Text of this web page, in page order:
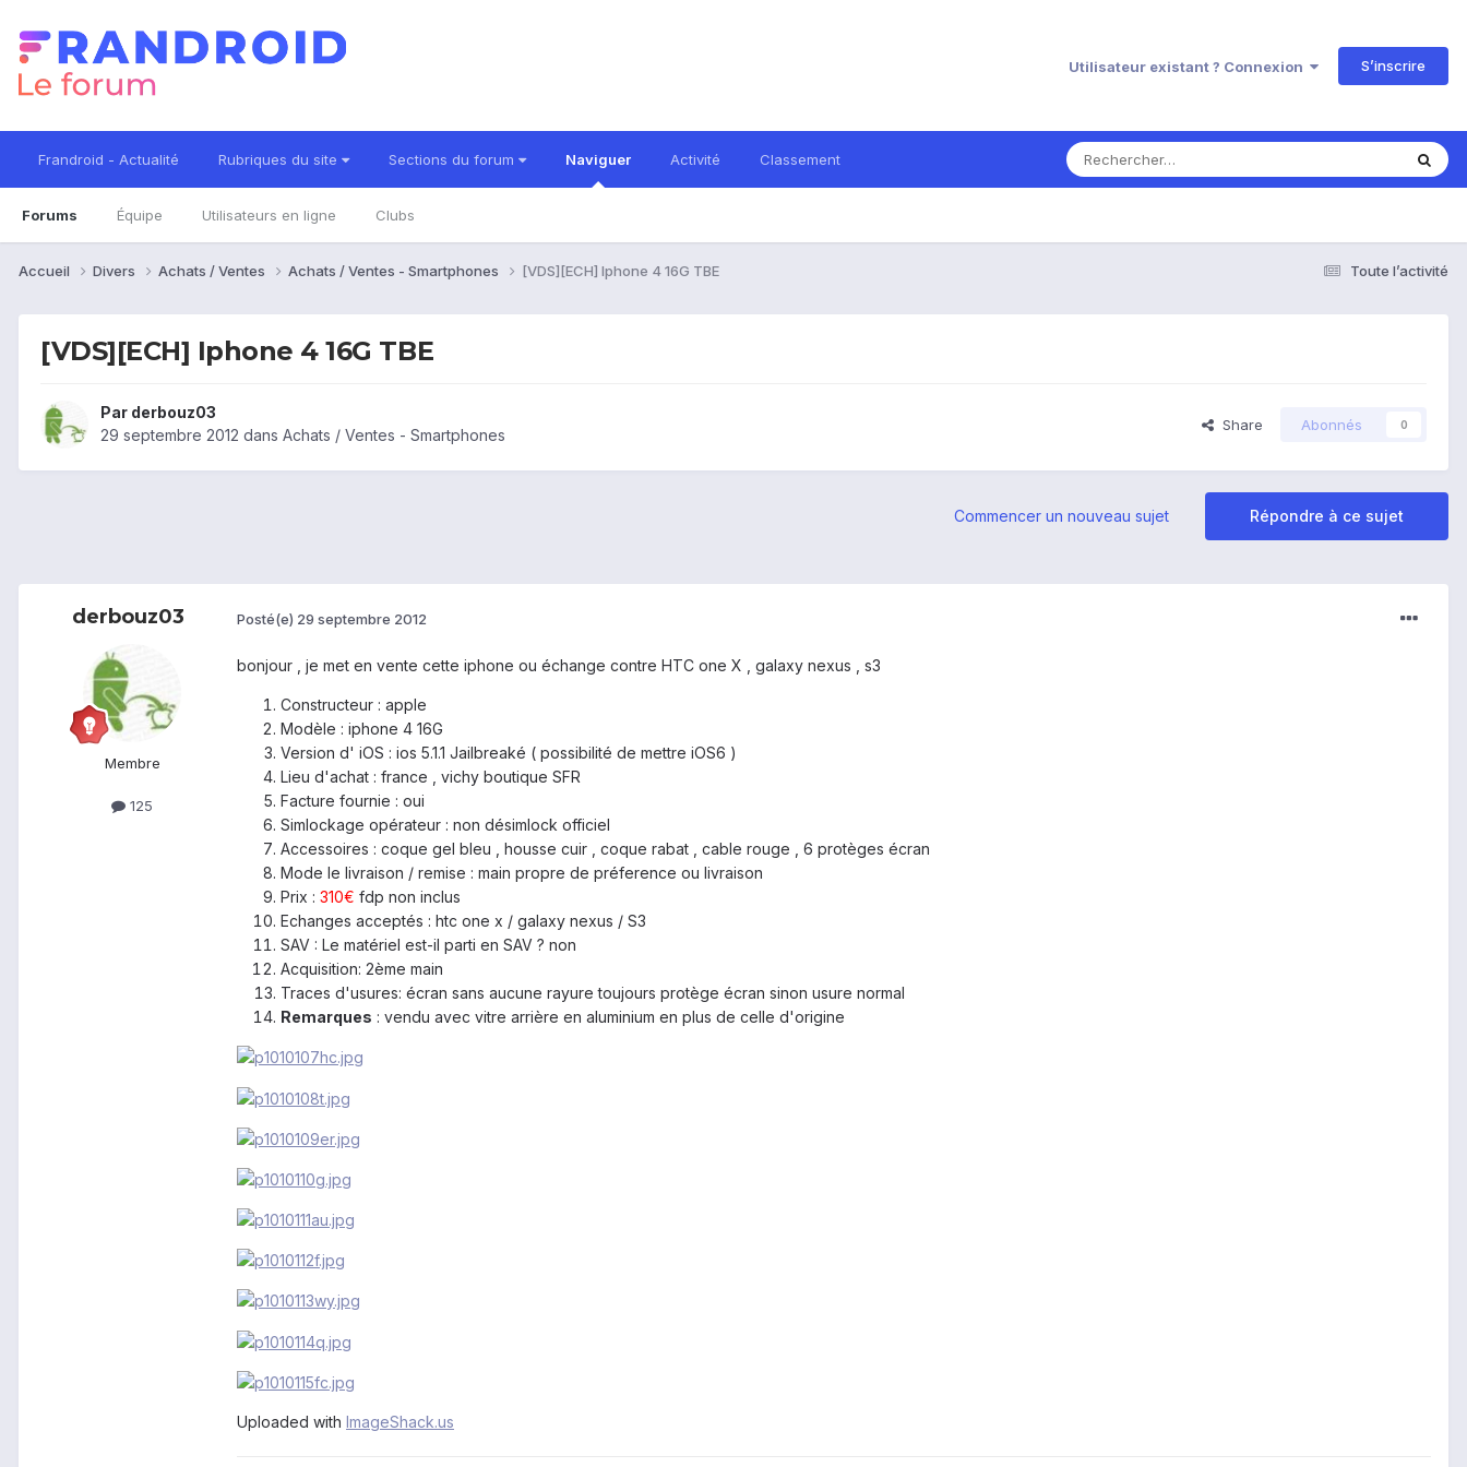
Utilisateur existant ? Connexion S’inscrire
Frandroid - Actualité Rubriques du site Sections du forum Naviguer
Forums Équipe Utilisateurs en ligne Clubs
Activité Classement
Toute l’activité
Accueil Divers Achats / Ventes Achats / Ventes - Smartphones [VDS][ECH] Iphone 4 16G TBE
[VDS][ECH] Iphone 4 16G TBE
Par derbouz03
29 septembre 2012 dans Achats / Ventes - Smartphones
Share Abonnés 0
Répondre à ce sujet
Commencer un nouveau sujet
derbouz03
Membre
125
Posté(e) 29 septembre 2012
bonjour , je met en vente cette iphone ou échange contre HTC one X , galaxy nexus , s3
Constructeur : apple
Modèle : iphone 4 16G
Version d' iOS : ios 5.1.1 Jailbreaké ( possibilité de mettre iOS6 )
Lieu d'achat : france , vichy boutique SFR
Facture fournie : oui
Simlockage opérateur : non désimlock officiel
Accessoires : coque gel bleu , housse cuir , coque rabat , cable rouge , 6 protèges écran
Mode le livraison / remise : main propre de préference ou livraison
Prix : 310€ fdp non inclus
Echanges acceptés : htc one x / galaxy nexus / S3
SAV : Le matériel est-il parti en SAV ? non
Acquisition: 2ème main
Traces d'usures: écran sans aucune rayure toujours protège écran sinon usure normal
Remarques : vendu avec vitre arrière en aluminium en plus de celle d'origine
Uploaded with ImageShack.us